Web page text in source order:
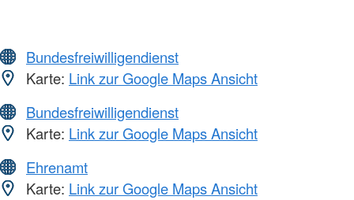
Bundesfreiwilligendienst
Karte: Link zur Google Maps Ansicht
Bundesfreiwilligendienst
Karte: Link zur Google Maps Ansicht
Ehrenamt
Karte: Link zur Google Maps Ansicht